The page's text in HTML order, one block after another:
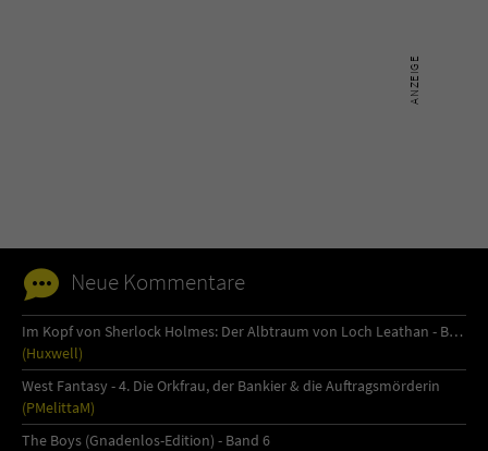
Neue Kommentare
Im Kopf von Sherlock Holmes: Der Albtraum von Loch Leathan - Buch 1
(Huxwell)
West Fantasy - 4. Die Orkfrau, der Bankier & die Auftragsmörderin
(PMelittaM)
The Boys (Gnadenlos-Edition) - Band 6